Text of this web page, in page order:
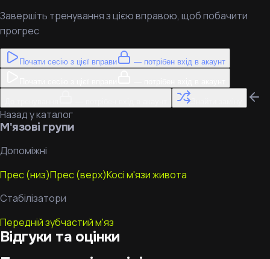
Завершіть тренування з цією вправою, щоб побачити
прогрес
Почати сесію з цієї вправи — потрібен вхід в акаунт
Назад у каталог
М'язові групи
Допоміжні
Прес (низ)Прес (верх)Косі м'язи живота
Стабілізатори
Передній зубчастий м'яз
Відгуки та оцінки